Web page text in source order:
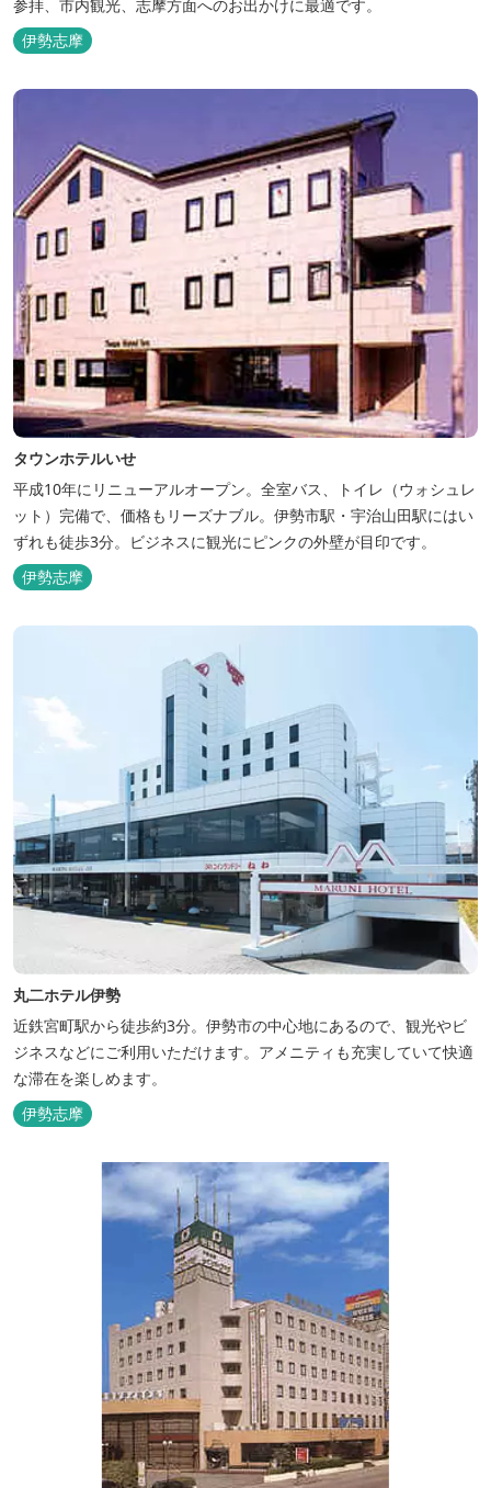
参拝、市内観光、志摩方面へのお出かけに最適です。
伊勢志摩
タウンホテルいせ
平成10年にリニューアルオープン。全室バス、トイレ（ウォシュレ
ット）完備で、価格もリーズナブル。伊勢市駅・宇治山田駅にはい
ずれも徒歩3分。ビジネスに観光にピンクの外壁が目印です。
伊勢志摩
丸二ホテル伊勢
近鉄宮町駅から徒歩約3分。伊勢市の中心地にあるので、観光やビ
ジネスなどにご利用いただけます。アメニティも充実していて快適
な滞在を楽しめます。
伊勢志摩